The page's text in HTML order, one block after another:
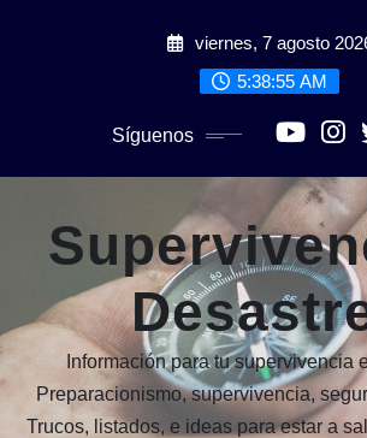
viernes, 7 agosto
5:38:57 AM
Síguenos
Información para tu supervivencia
Preparacionismo, supervivencia,
Trucos, listados, e ideas para estar a